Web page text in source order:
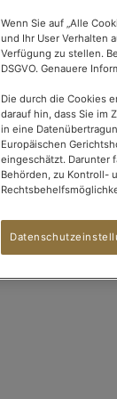
Wenn Sie auf „Alle
und Ihr User Verhalten
Verfügung zu stellen.
DSGVO. Genauere
Die durch die Cookies
darauf hin, dass Sie im
in eine
Europäischen
eingeschätzt. Darunter
Behörden, zu Kontroll-